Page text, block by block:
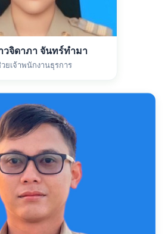
วจิดาภา จันทร์ทำมา
ยเจ้าพนักงานธุรการ